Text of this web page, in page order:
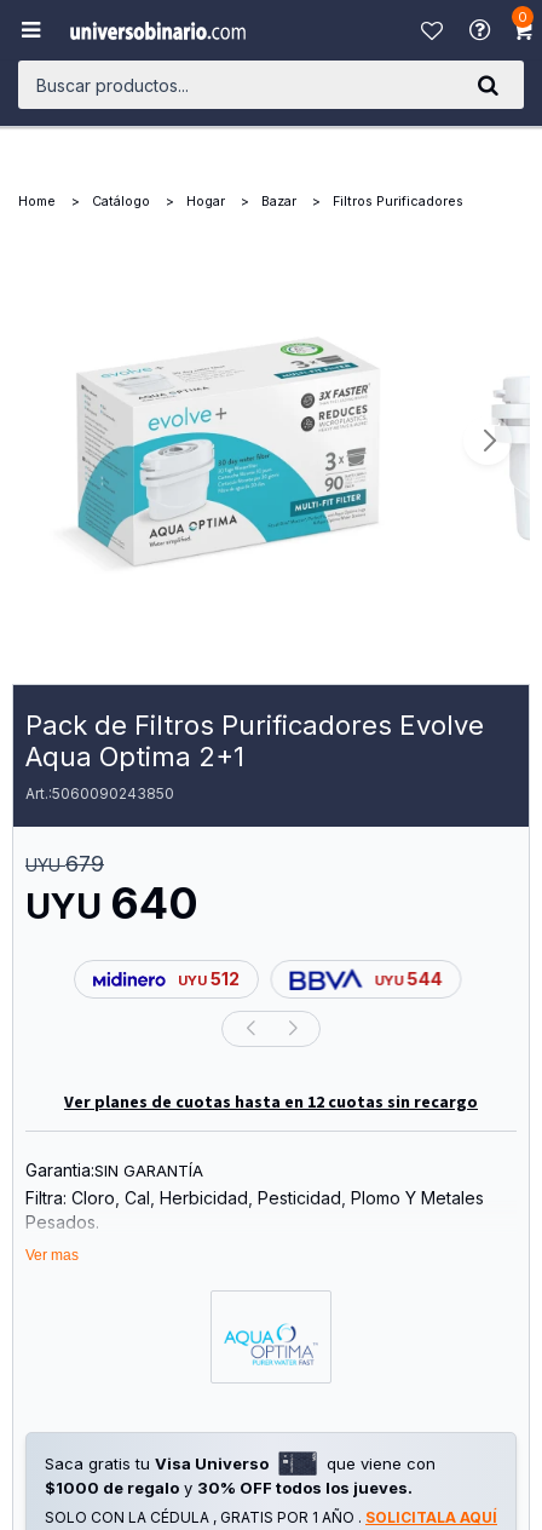
0

Home Catálogo Hogar Bazar Filtros Purificadores
Pack de Filtros Purificadores Evolve
Aqua Optima 2+1
5060090243850
UYU 640
UYU 679
UYU 512 UYU 544
Ver planes de cuotas hasta en 12 cuotas sin recargo
Garantia:SIN GARANTÍA
Filtra: Cloro, Cal, Herbicidad, Pesticidad, Plomo Y Metales
Pesados.
Se Adapta A Aqua Optima Y Brita Maxtra.
3. Resina Especial De Intercambio De Iones
Incluye: 3 Filtros 30 Días
Duración: 3 Meses
Ver mas
Saca gratis tu Visa Universo
que viene con
$1000 de regalo y 30% OFF todos los jueves.
SOLO CON LA CÉDULA , GRATIS POR 1 AÑO . SOLICITALA AQUÍ